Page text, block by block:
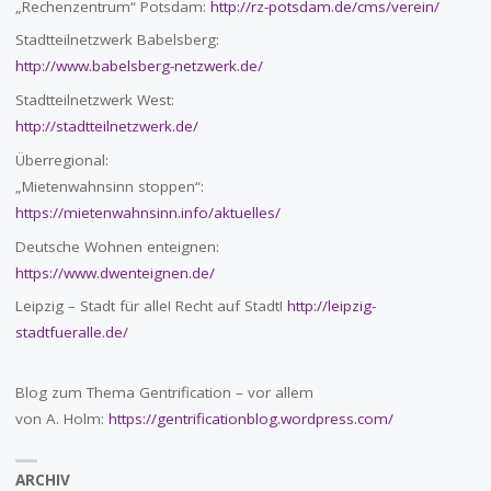
„Rechenzentrum“ Potsdam: http://rz-potsdam.de/cms/verein/
Stadtteilnetzwerk Babelsberg:
http://www.babelsberg-netzwerk.de/
Stadtteilnetzwerk West:
http://stadtteilnetzwerk.de/
Überregional:
„Mietenwahnsinn stoppen“:
https://mietenwahnsinn.info/aktuelles/
Deutsche Wohnen enteignen:
https://www.dwenteignen.de/
Leipzig – Stadt für alle! Recht auf Stadt! http://leipzig-
stadtfueralle.de/
Blog zum Thema Gentrification – vor allem
von A. Holm: https://gentrificationblog.wordpress.com/
ARCHIV